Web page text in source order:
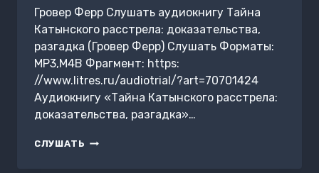
Гровер Ферр Слушать аудиокнигу Тайна
Катынского расстрела: доказательства,
разгадка (Гровер Ферр) Слушать Форматы:
MP3,M4B Фрагмент: https:
//www.litres.ru/audiotrial/?art=70701424
Аудиокнигу «Тайна Катынского расстрела:
доказательства, разгадка»…
СЛУШАТЬ ТАЙНА